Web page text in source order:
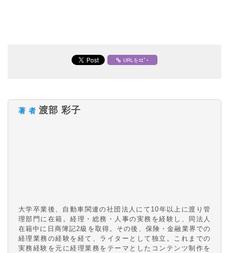
URLをｺﾋﾟｰ
著 者 渡部 彩子
大学卒業後、自動車関連の社団法人にて10年以上に渡り管
理部門に在籍。経理・総務・人事の実務を経験し、同法人
在籍中に日商簿記2級を取得。その後、保険・金融業界での
経理業務の経験を経て、ライターとして独立。これまでの
実務経験を元に経理業務をテーマとしたコンテンツ制作を